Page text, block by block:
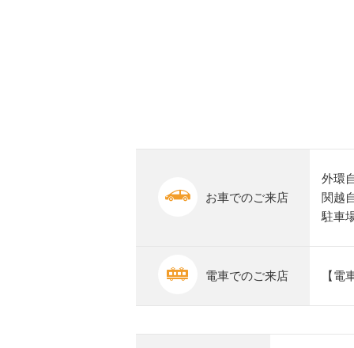
お車でのご来店
外環
関越
駐車
電車でのご来店 【電